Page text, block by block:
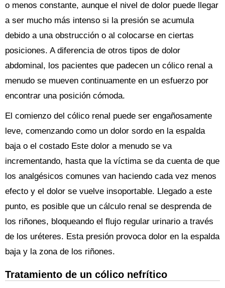
o menos constante, aunque el nivel de dolor puede llegar
a ser mucho más intenso si la presión se acumula
debido a una obstrucción o al colocarse en ciertas
posiciones. A diferencia de otros tipos de dolor
abdominal, los pacientes que padecen un cólico renal a
menudo se mueven continuamente en un esfuerzo por
encontrar una posición cómoda.
El comienzo del cólico renal puede ser engañosamente
leve, comenzando como un dolor sordo en la espalda
baja o el costado Este dolor a menudo se va
incrementando, hasta que la víctima se da cuenta de que
los analgésicos comunes van haciendo cada vez menos
efecto y el dolor se vuelve insoportable. Llegado a este
punto, es posible que un cálculo renal se desprenda de
los riñones, bloqueando el flujo regular urinario a través
de los uréteres. Esta presión provoca dolor en la espalda
baja y la zona de los riñones.
Tratamiento de un cólico nefrítico